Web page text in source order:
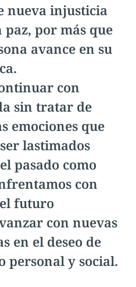
nueva injusticia
paz, por más que
avance en su
con
sin tratar de
emociones que
lastimados
pasado como
con
futuro
con nuevas
en el deseo de
personal y social.